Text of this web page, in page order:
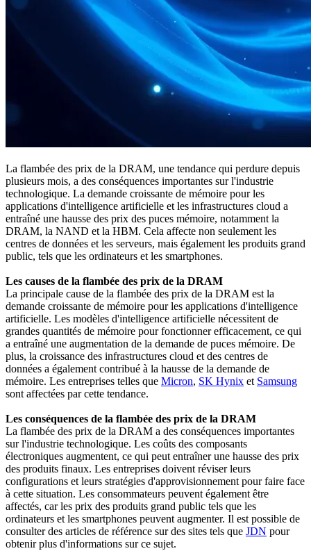
La flambée des prix de la DRAM, une tendance qui perdure depuis
plusieurs mois, a des conséquences importantes sur l'industrie
technologique. La demande croissante de mémoire pour les
applications d'intelligence artificielle et les infrastructures cloud a
entraîné une hausse des prix des puces mémoire, notamment la
DRAM, la NAND et la HBM. Cela affecte non seulement les
centres de données et les serveurs, mais également les produits grand
public, tels que les ordinateurs et les smartphones.
Les causes de la flambée des prix de la DRAM
La principale cause de la flambée des prix de la DRAM est la
demande croissante de mémoire pour les applications d'intelligence
artificielle. Les modèles d'intelligence artificielle nécessitent de
grandes quantités de mémoire pour fonctionner efficacement, ce qui
a entraîné une augmentation de la demande de puces mémoire. De
plus, la croissance des infrastructures cloud et des centres de
données a également contribué à la hausse de la demande de
mémoire. Les entreprises telles que Micron, SK Hynix et Samsung
sont affectées par cette tendance.
Les conséquences de la flambée des prix de la DRAM
La flambée des prix de la DRAM a des conséquences importantes
sur l'industrie technologique. Les coûts des composants
électroniques augmentent, ce qui peut entraîner une hausse des prix
des produits finaux. Les entreprises doivent réviser leurs
configurations et leurs stratégies d'approvisionnement pour faire face
à cette situation. Les consommateurs peuvent également être
affectés, car les prix des produits grand public tels que les
ordinateurs et les smartphones peuvent augmenter. Il est possible de
consulter des articles de référence sur des sites tels que JDN pour
obtenir plus d'informations sur ce sujet.